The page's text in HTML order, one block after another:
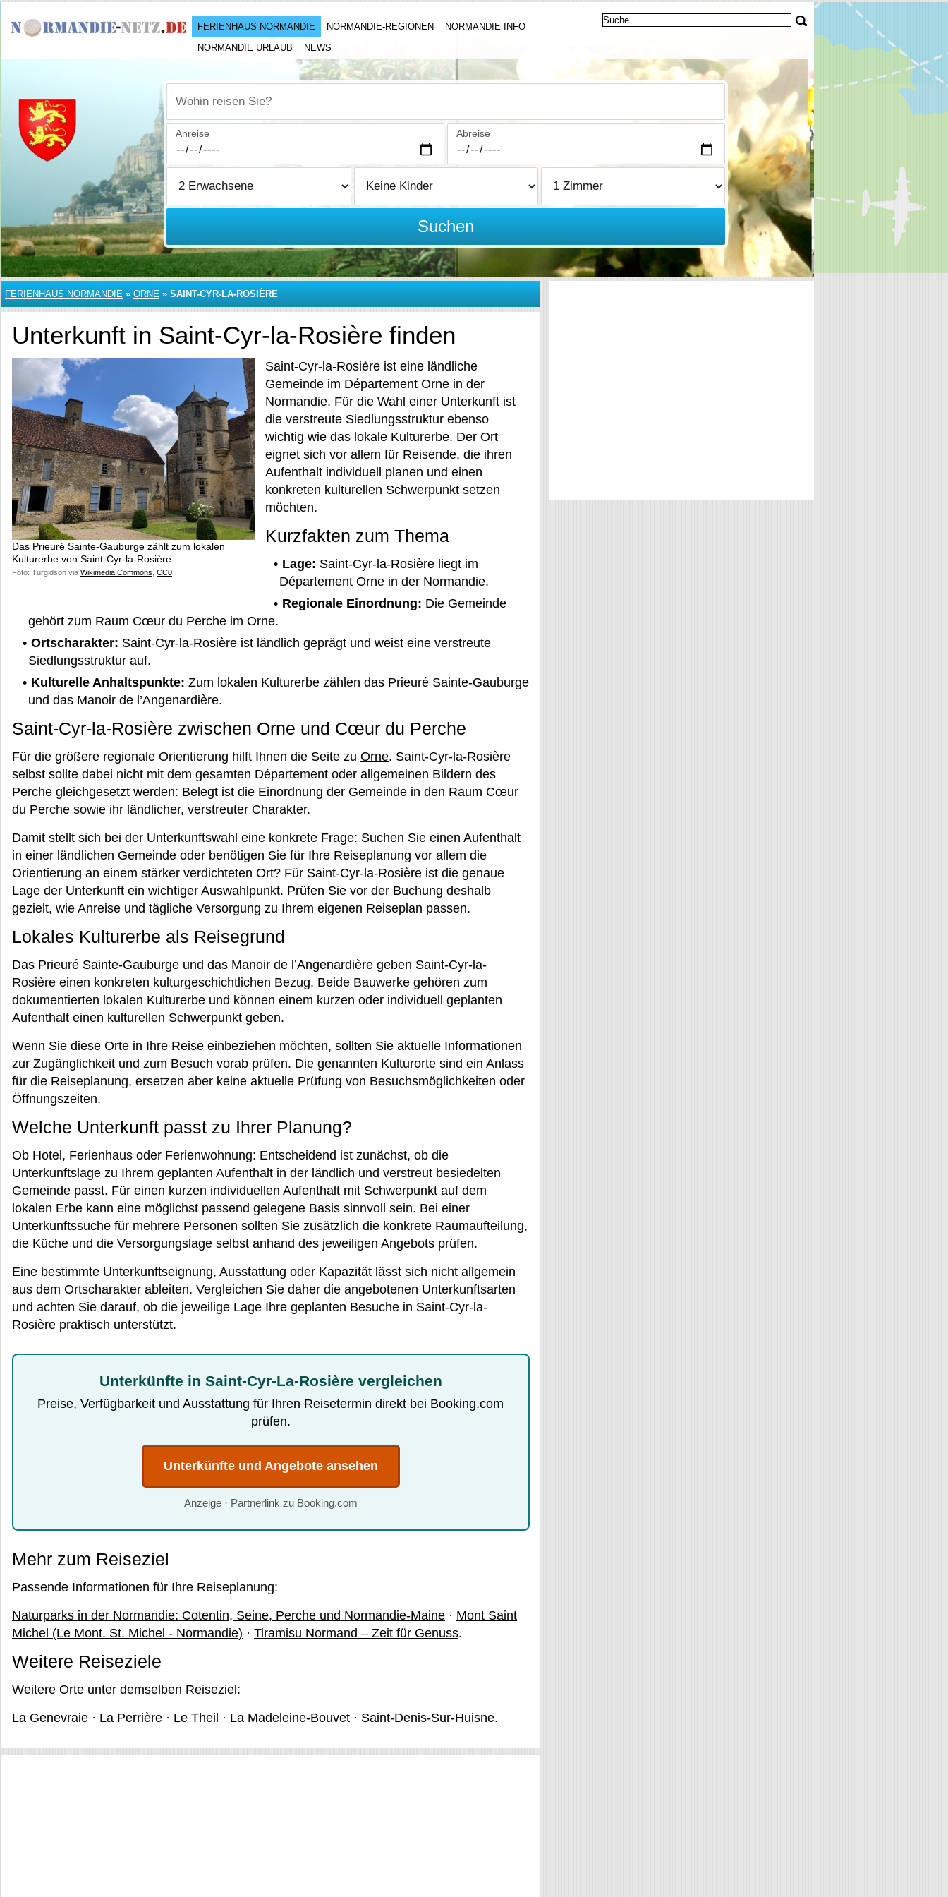
FERIENHAUS NORMANDIE NORMANDIE-REGIONEN
NORMANDIE INFO
NORMANDIE URLAUB
NEWS
Wohin reisen Sie?
Anreise Abreise
Suchen
FERIENHAUS NORMANDIE » ORNE » SAINT-CYR-LA-ROSIÈRE
Unterkunft in Saint-Cyr-la-Rosière finden
Das Prieuré Sainte-Gauburge zählt zum lokalen
Kulturerbe von Saint-Cyr-la-Rosière.
Foto: Turgidson via Wikimedia Commons CC0
Saint-Cyr-la-Rosière ist eine ländliche
Gemeinde im Département Orne in der
Normandie. Für die Wahl einer Unterkunft ist
die verstreute Siedlungsstruktur ebenso
wichtig wie das lokale Kulturerbe. Der Ort
eignet sich vor allem für Reisende, die ihren
Aufenthalt individuell planen und einen
konkreten kulturellen Schwerpunkt setzen
möchten.
Kurzfakten zum Thema
Lage: Saint-Cyr-la-Rosière liegt im
Département Orne in der Normandie.
Regionale Einordnung: Die Gemeinde
gehört zum Raum Cœur du Perche im Orne.
Ortscharakter: Saint-Cyr-la-Rosière ist ländlich geprägt und weist eine verstreute
Siedlungsstruktur auf.
Kulturelle Anhaltspunkte: Zum lokalen Kulturerbe zählen das Prieuré Sainte-Gauburge
und das Manoir de l’Angenardière.
Saint-Cyr-la-Rosière zwischen Orne und Cœur du Perche
Für die größere regionale Orientierung hilft Ihnen die Seite zu Orne. Saint-Cyr-la-Rosière
selbst sollte dabei nicht mit dem gesamten Département oder allgemeinen Bildern des
Perche gleichgesetzt werden: Belegt ist die Einordnung der Gemeinde in den Raum Cœur
du Perche sowie ihr ländlicher, verstreuter Charakter.
Damit stellt sich bei der Unterkunftswahl eine konkrete Frage: Suchen Sie einen Aufenthalt
in einer ländlichen Gemeinde oder benötigen Sie für Ihre Reiseplanung vor allem die
Orientierung an einem stärker verdichteten Ort? Für Saint-Cyr-la-Rosière ist die genaue
Lage der Unterkunft ein wichtiger Auswahlpunkt. Prüfen Sie vor der Buchung deshalb
gezielt, wie Anreise und tägliche Versorgung zu Ihrem eigenen Reiseplan passen.
Lokales Kulturerbe als Reisegrund
Das Prieuré Sainte-Gauburge und das Manoir de l’Angenardière geben Saint-Cyr-la-
Rosière einen konkreten kulturgeschichtlichen Bezug. Beide Bauwerke gehören zum
dokumentierten lokalen Kulturerbe und können einem kurzen oder individuell geplanten
Aufenthalt einen kulturellen Schwerpunkt geben.
Wenn Sie diese Orte in Ihre Reise einbeziehen möchten, sollten Sie aktuelle Informationen
zur Zugänglichkeit und zum Besuch vorab prüfen. Die genannten Kulturorte sind ein Anlass
für die Reiseplanung, ersetzen aber keine aktuelle Prüfung von Besuchsmöglichkeiten oder
Öffnungszeiten.
Welche Unterkunft passt zu Ihrer Planung?
Ob Hotel, Ferienhaus oder Ferienwohnung: Entscheidend ist zunächst, ob die
Unterkunftslage zu Ihrem geplanten Aufenthalt in der ländlich und verstreut besiedelten
Gemeinde passt. Für einen kurzen individuellen Aufenthalt mit Schwerpunkt auf dem
lokalen Erbe kann eine möglichst passend gelegene Basis sinnvoll sein. Bei einer
Unterkunftssuche für mehrere Personen sollten Sie zusätzlich die konkrete Raumaufteilung,
die Küche und die Versorgungslage selbst anhand des jeweiligen Angebots prüfen.
Eine bestimmte Unterkunftseignung, Ausstattung oder Kapazität lässt sich nicht allgemein
aus dem Ortscharakter ableiten. Vergleichen Sie daher die angebotenen Unterkunftsarten
und achten Sie darauf, ob die jeweilige Lage Ihre geplanten Besuche in Saint-Cyr-la-
Rosière praktisch unterstützt.
Unterkünfte in Saint-Cyr-La-Rosière vergleichen
Preise, Verfügbarkeit und Ausstattung für Ihren Reisetermin direkt bei Booking.com
prüfen.
Unterkünfte und Angebote ansehen
Anzeige · Partnerlink zu Booking.com
Mehr zum Reiseziel
Passende Informationen für Ihre Reiseplanung:
Naturparks in der Normandie: Cotentin, Seine, Perche und Normandie-Maine · Mont Saint
Michel (Le Mont. St. Michel - Normandie) · Tiramisu Normand – Zeit für Genuss.
Weitere Reiseziele
Weitere Orte unter demselben Reiseziel:
La Genevraie · La Perrière · Le Theil · La Madeleine-Bouvet · Saint-Denis-Sur-Huisne.